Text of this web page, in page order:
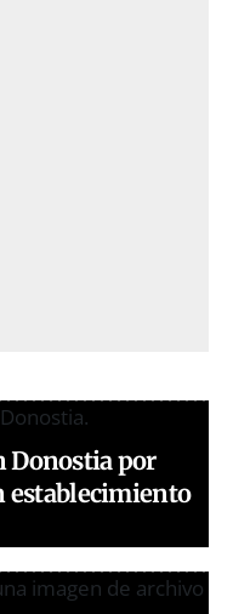
Donostia por
establecimiento